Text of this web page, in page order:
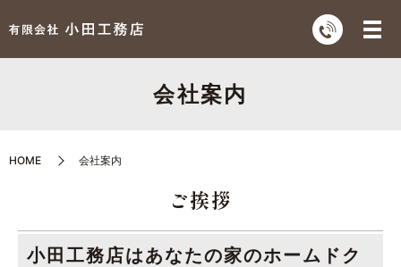
会社案内
HOME 会社案内
ご挨拶
小田工務店はあなたの家のホームドク